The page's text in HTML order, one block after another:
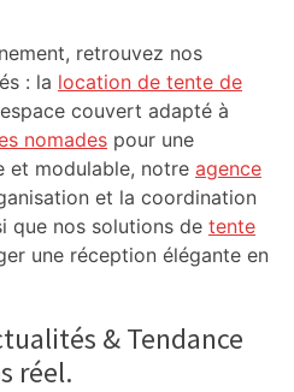
retrouvez nos
: la location de tente de
couvert adapté à
nomades pour une
et modulable, notre agence
et la coordination
que nos solutions de tente
une réception élégante en
& Tendance
réel.